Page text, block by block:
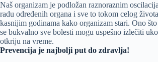
Naš organizam je podložan raznoraznim
radu određenih organa i sve to tokom celog
kasnijim godinama kako organizam stari. Ono
se bukvalno sve bolesti mogu uspešno izlečiti
otkriju na vreme.
Prevencija je najbolji put do zdravlja!